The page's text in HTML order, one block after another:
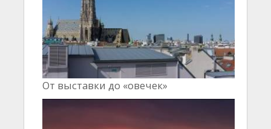
От выставки до «овечек»